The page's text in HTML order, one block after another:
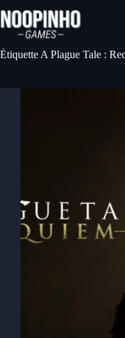
au
contenu
Étiquette A Plague Tale :